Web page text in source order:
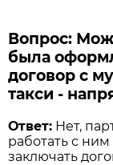
Вопрос:
была
договор с
такси -
Ответ: Нет,
работать с
заключать